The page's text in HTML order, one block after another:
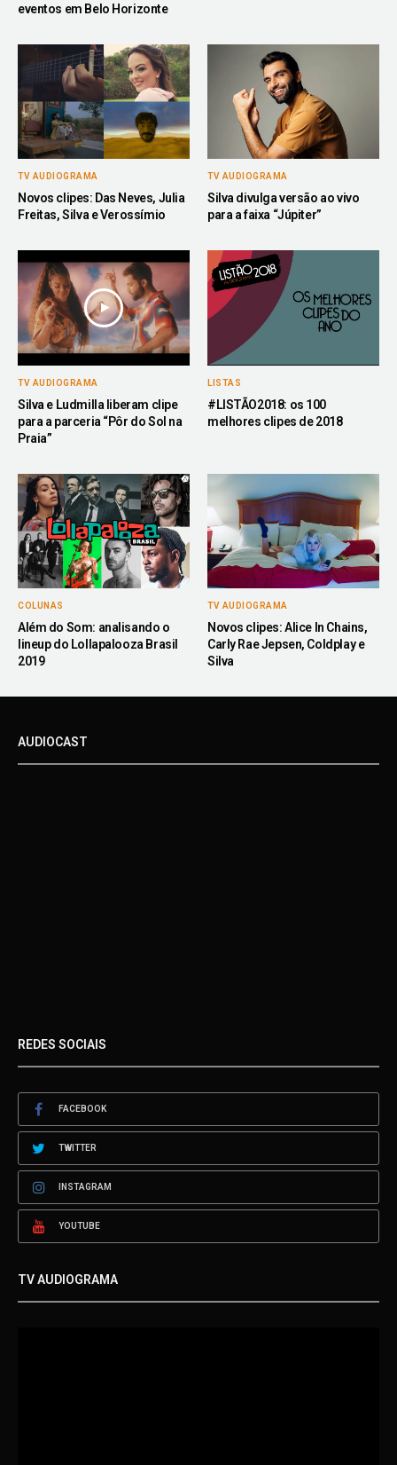
eventos em Belo Horizonte
TV AUDIOGRAMA
Novos clipes: Das Neves, Julia
Freitas, Silva e Verossímio
TV AUDIOGRAMA
Silva divulga versão ao vivo
para a faixa “Júpiter”
TV AUDIOGRAMA
Silva e Ludmilla liberam clipe
para a parceria “Pôr do Sol na
Praia”
LISTAS
#LISTÃO2018: os 100
melhores clipes de 2018
COLUNAS
Além do Som: analisando o
lineup do Lollapalooza Brasil
2019
TV AUDIOGRAMA
Novos clipes: Alice In Chains,
Carly Rae Jepsen, Coldplay e
Silva
AUDIOCAST
REDES SOCIAIS
FACEBOOK
TWITTER
INSTAGRAM
YOUTUBE
TV AUDIOGRAMA